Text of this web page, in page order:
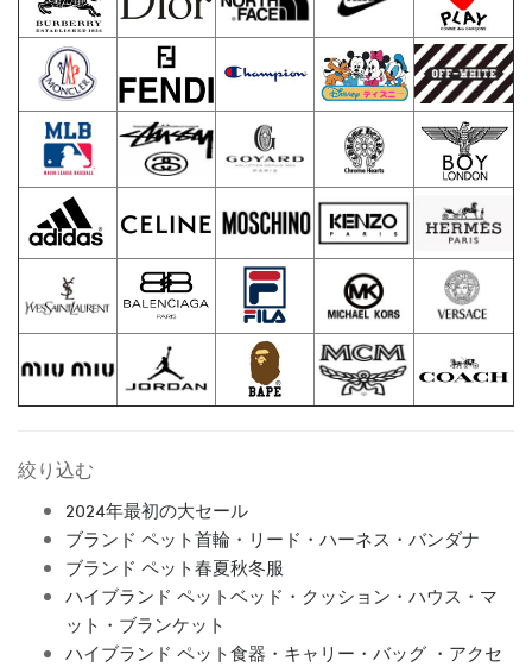
絞り込む
2024年最初の大セール
ブランド ペット首輪・リード・ハーネス・バンダナ
ブランド ペット春夏秋冬服
ハイブランド ペットベッド・クッション・ハウス・マ
ット・ブランケット
ハイブランド ペット食器・キャリー・バッグ ・アクセ